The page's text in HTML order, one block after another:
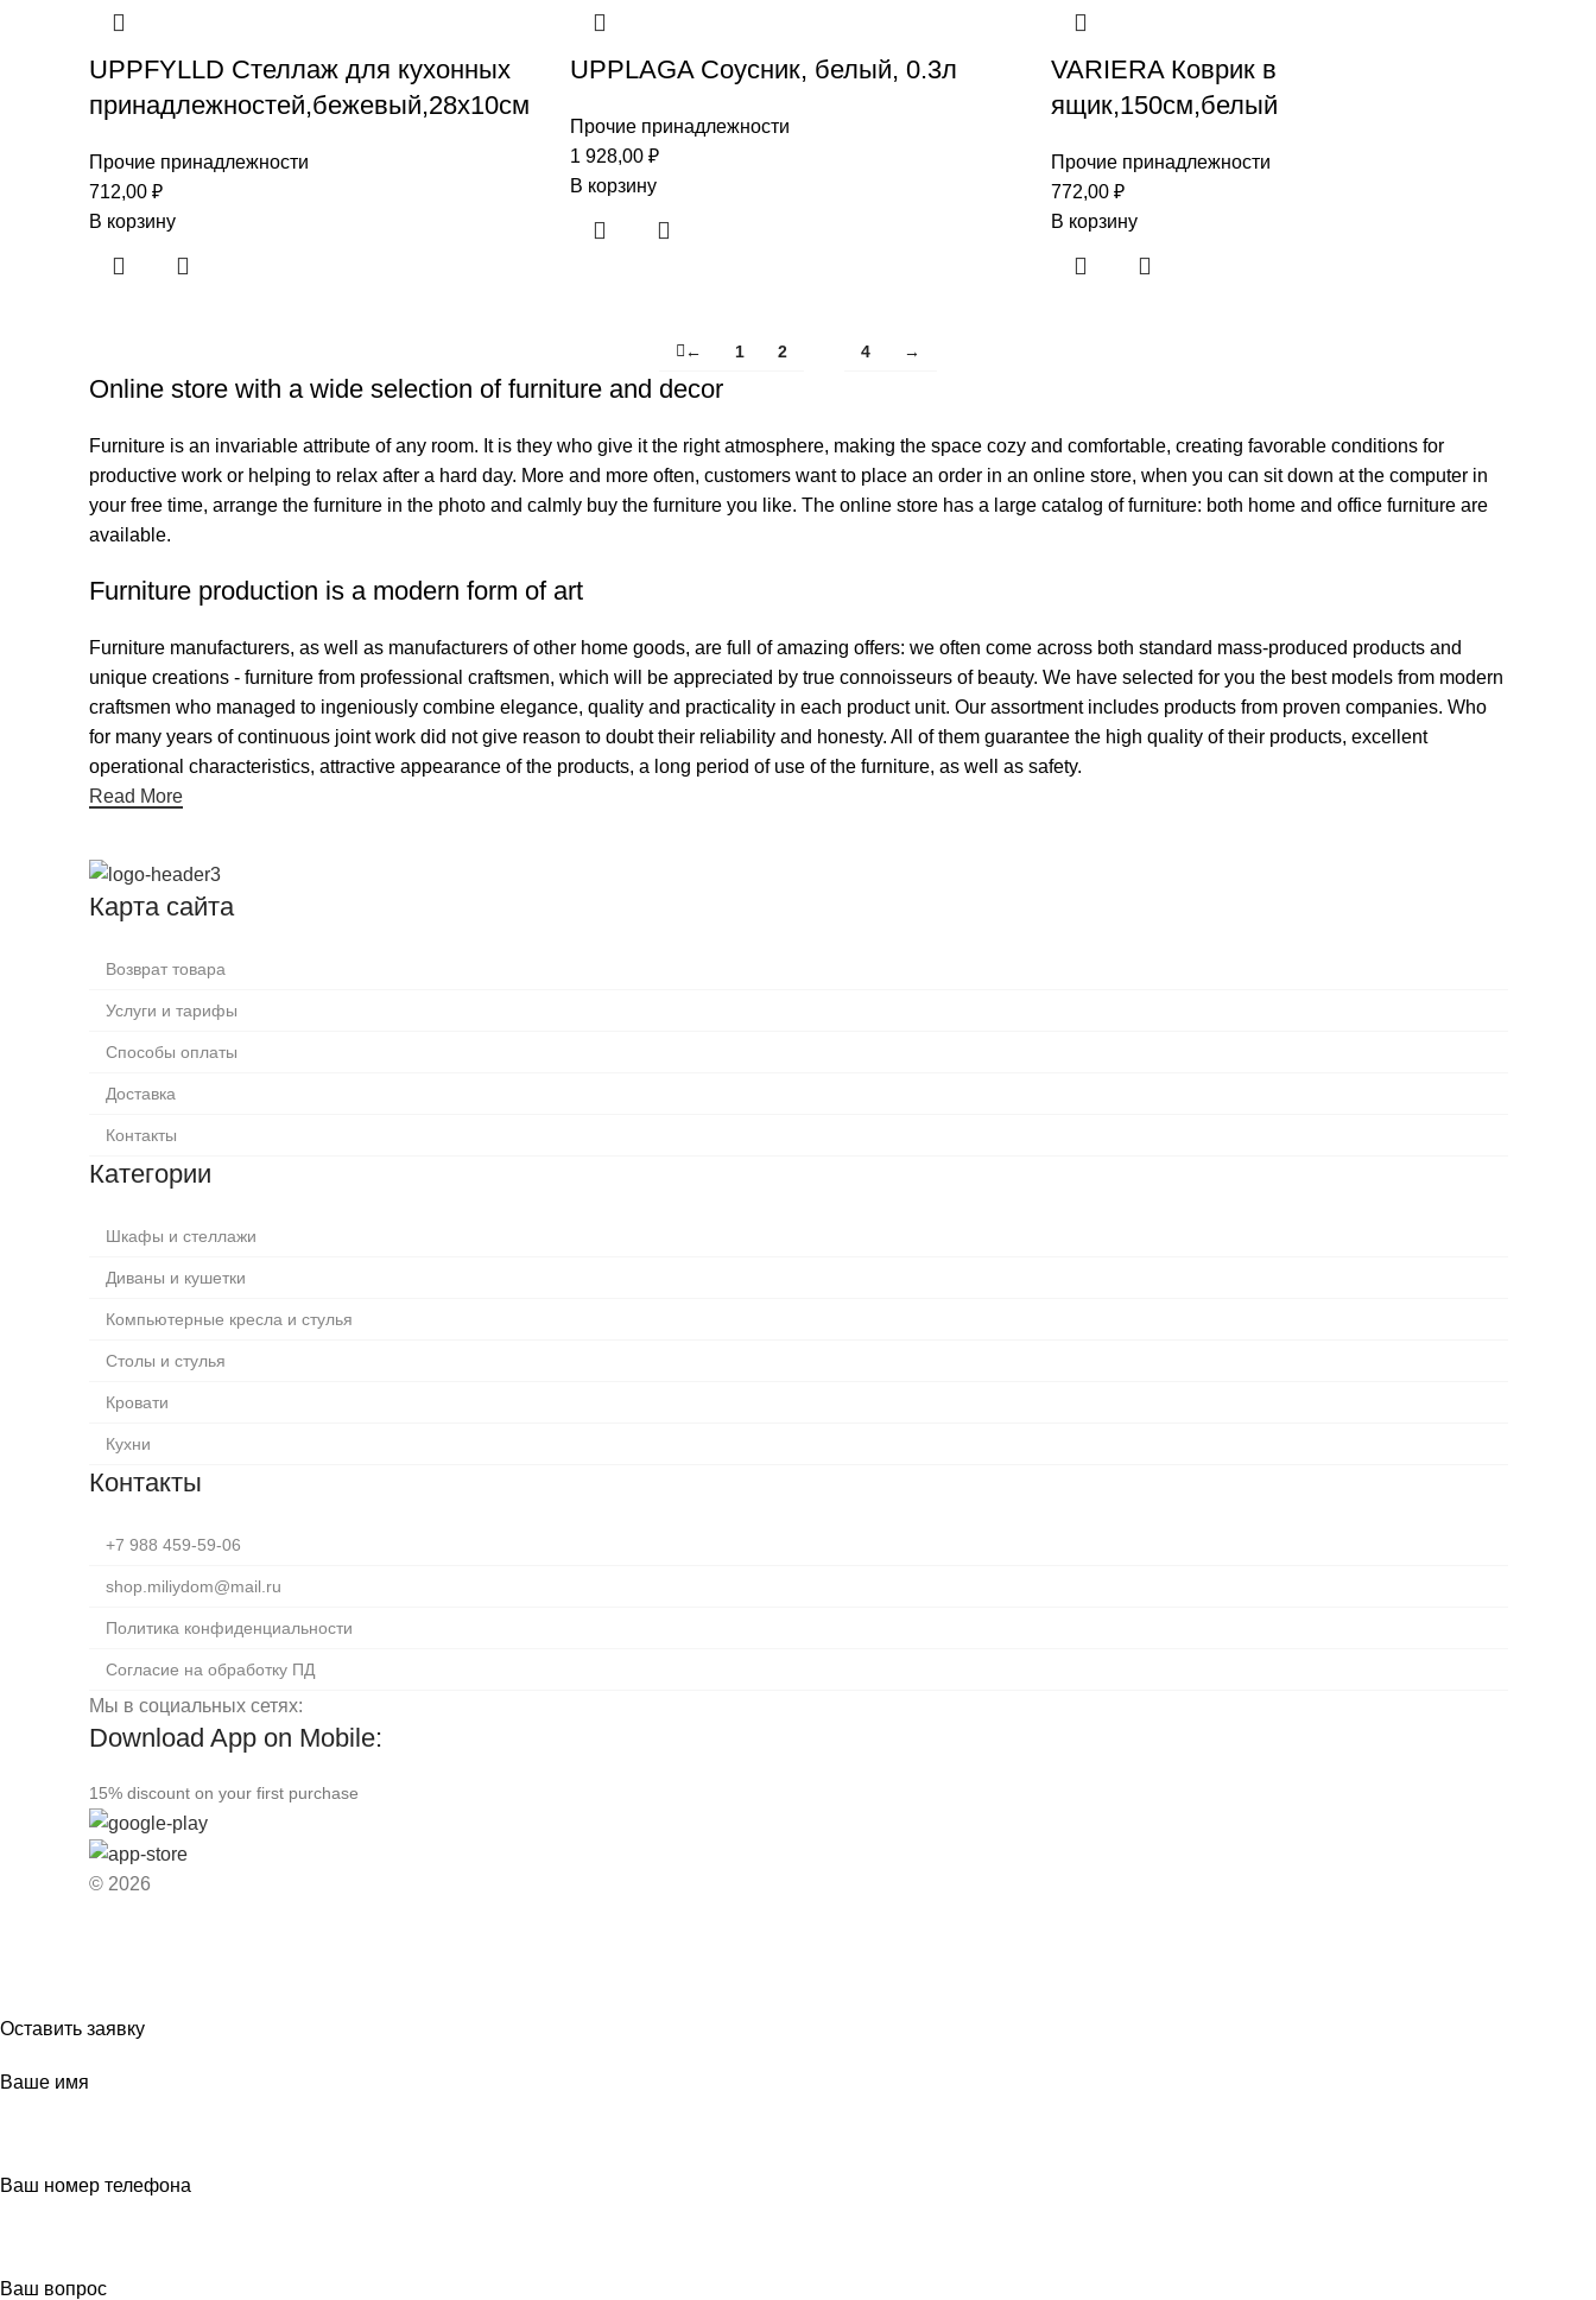
UPPFYLLD Стеллаж для кухонных
принадлежностей,бежевый,28х10см
Прочие принадлежности
712,00 ₽
В корзину
UPPLAGA Соусник, белый, 0.3л
Прочие принадлежности
1 928,00 ₽
В корзину
VARIERA Коврик в
ящик,150см,белый
Прочие принадлежности
772,00 ₽
В корзину
← 1 2 4 →
Online store with a wide selection of furniture and decor
Furniture is an invariable attribute of any room. It is they who give it the right atmosphere, making the space cozy and comfortable, creating favorable conditions for
productive work or helping to relax after a hard day. More and more often, customers want to place an order in an online store, when you can sit down at the computer in
your free time, arrange the furniture in the photo and calmly buy the furniture you like. The online store has a large catalog of furniture: both home and office furniture are
available.
Furniture production is a modern form of art
Furniture manufacturers, as well as manufacturers of other home goods, are full of amazing offers: we often come across both standard mass-produced products and
unique creations - furniture from professional craftsmen, which will be appreciated by true connoisseurs of beauty. We have selected for you the best models from modern
craftsmen who managed to ingeniously combine elegance, quality and practicality in each product unit. Our assortment includes products from proven companies. Who
for many years of continuous joint work did not give reason to doubt their reliability and honesty. All of them guarantee the high quality of their products, excellent
operational characteristics, attractive appearance of the products, a long period of use of the furniture, as well as safety.
Read More
Карта сайта
Возврат товара
Услуги и тарифы
Способы оплаты
Доставка
Контакты
Категории
Шкафы и стеллажи
Диваны и кушетки
Компьютерные кресла и стулья
Столы и стулья
Кровати
Кухни
Контакты
+7 988 459-59-06
shop.miliydom@mail.ru
Политика конфиденциальности
Согласие на обработку ПД
Мы в социальных сетях:
Download App on Mobile:
15% discount on your first purchase
© 2026
Оставить заявку
Ваше имя
Ваш номер телефона
Ваш вопрос